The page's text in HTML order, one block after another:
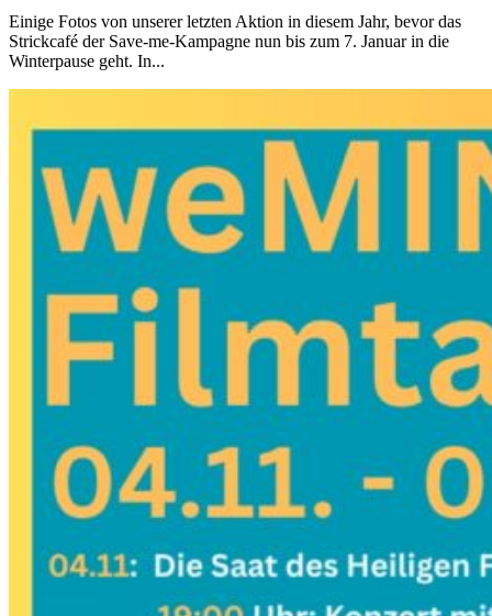
Einige Fotos von unserer letzten Aktion in diesem Jahr, bevor das
Strickcafé der Save-me-Kampagne nun bis zum 7. Januar in die
Winterpause geht. In...